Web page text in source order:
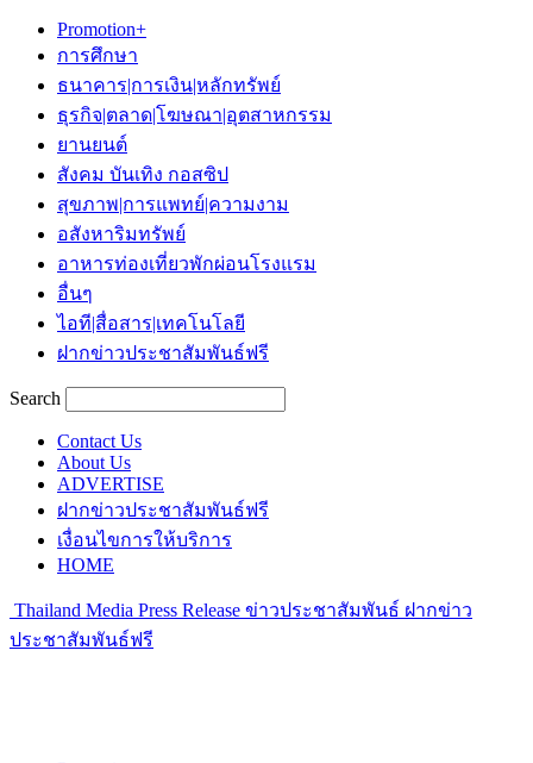
Promotion+
การศึกษา
ธนาคาร|การเงิน|หลักทรัพย์
ธุรกิจ|ตลาด|โฆษณา|อุตสาหกรรม
ยานยนต์
สังคม บันเทิง กอสซิป
สุขภาพ|การแพทย์|ความงาม
อสังหาริมทรัพย์
อาหารท่องเที่ยวพักผ่อนโรงแรม
อื่นๆ
ไอที|สื่อสาร|เทคโนโลยี
ฝากข่าวประชาสัมพันธ์ฟรี
Search
Contact Us
About Us
ADVERTISE
ฝากข่าวประชาสัมพันธ์ฟรี
เงื่อนไขการให้บริการ
HOME
Thailand Media Press Release ข่าวประชาสัมพันธ์ ฝากข่าว
ประชาสัมพันธ์ฟรี